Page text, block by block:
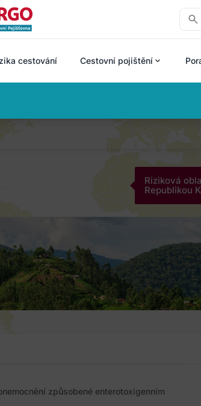
cestování Cestovní pojištění
Riziková
Republikou
způsobené enterotoxigenním